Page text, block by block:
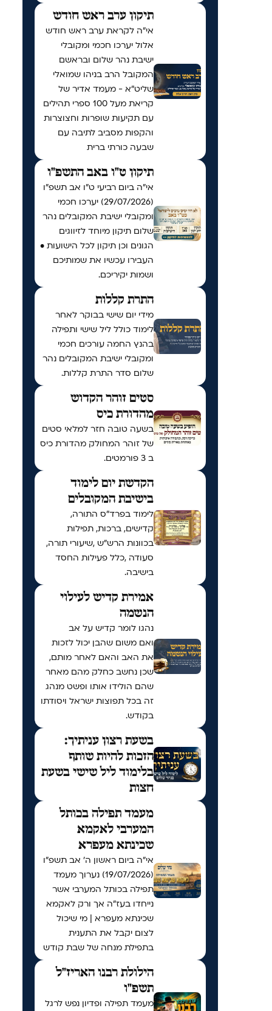
תיקון ערב ראש חודש
אי"ה לקראת ערב ראש חודש
אלול יערכו חכמי ומקובלי
ישיבת נהר שלום ובראשם
המקובל הרב בניהו שמואלי
שליט״א - מעמד אדיר של
קריאת מעל 100 ספרי תהילים
עם תקיעות שופרות וחצוצרות
והקפות מסביב לתיבה עם
שבעה כורתי ברית
תיקון ט"ו באב התשפ"ו
אי"ה ביום רביעי ט״ו אב תשפ״ו
(29/07/2026) יערכו חכמי
ומקובלי ישיבת המקובלים נהר
שלום תיקון מיוחד לזיווגים
הגונים וכן תיקון לכל הישועות •
העבירו עכשיו את שמותיכם
ושמות יקיריכם.
התרת קללות
מידי יום שישי בבוקר לאחר
לימוד כולל ליל שישי ותפילה
בהנץ החמה עורכים חכמי
ומקובלי ישיבת המקובלים נהר
שלום סדר התרת קללות.
סטים זוהר הקדוש
מהדורת כיס
בשעה טובה חזר למלאי סטים
של זוהר המחולק מהדורת כיס
ב 3 פורמטים.
הקדשת יום לימוד
בישיבת המקובלים
לימוד בפרד"ס התורה,
קדישים, ברכות, תפילות
בכוונות הרש"ש ,שיעורי תורה,
סעודה ,כלל פעילות החסד
בישיבה.
אמירת קדיש לעילוי
הנשמה
נהגו לומר קדיש על אב
ואם משום שהבן יכול לזכות
את האב והאם לאחר מותם,
שכן נחשב כחלק מהם מאחר
שהם הולידו אותו ופשט מנהג
זה בכל תפוצות ישראל ויסודתו
בקודש.
בשעת רצון עניתיך:
הזכות להיות שותף
בלימוד ליל שישי בשעת
חצות
מעמד תפילה בכותל
המערבי לאקמא
שכינתא מעפרא
אי"ה ביום ראשון ה׳ אב תשפ״ו
(19/07/2026) נערוך מעמד
תפילה בכותל המערבי אשר
נייחדו בעז"ה אך ורק לאקמא
שכינתא מעפרא | מי שיכול
לצום יקבל את התענית
בתפילת מנחה של שבת קודש
הילולת רבנו האריז"ל
תשפ"ו
מעמד תפילה ופדיון נפש לרגל